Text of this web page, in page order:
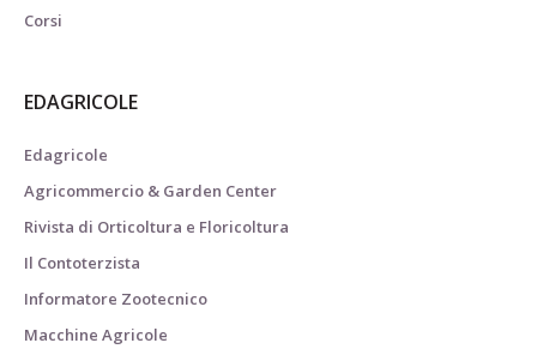
Corsi
EDAGRICOLE
Edagricole
Agricommercio & Garden Center
Rivista di Orticoltura e Floricoltura
Il Contoterzista
Informatore Zootecnico
Macchine Agricole